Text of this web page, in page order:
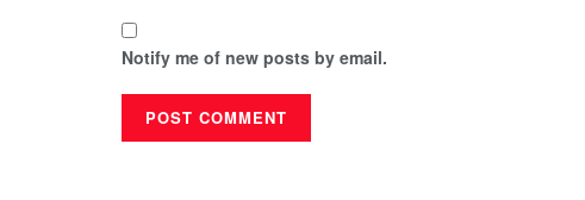
Notify me of new posts by email.